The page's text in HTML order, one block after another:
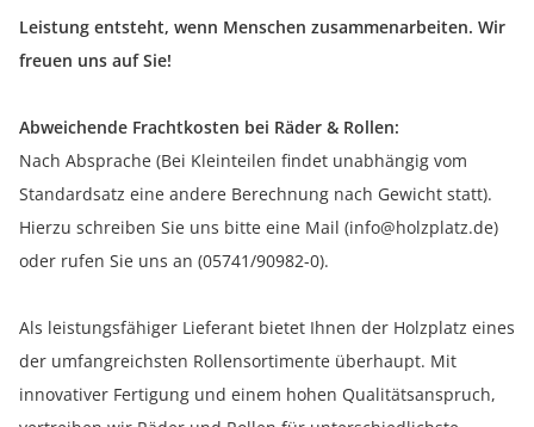
Leistung entsteht, wenn Menschen zusammenarbeiten. Wir
freuen uns auf Sie!
Abweichende Frachtkosten bei Räder & Rollen:
Nach Absprache (Bei Kleinteilen findet unabhängig vom
Standardsatz eine andere Berechnung nach Gewicht statt).
Hierzu schreiben Sie uns bitte eine Mail (info@holzplatz.de)
oder rufen Sie uns an (05741/90982-0).
Als leistungsfähiger Lieferant bietet Ihnen der Holzplatz eines
der umfangreichsten Rollensortimente überhaupt. Mit
innovativer Fertigung und einem hohen Qualitätsanspruch,